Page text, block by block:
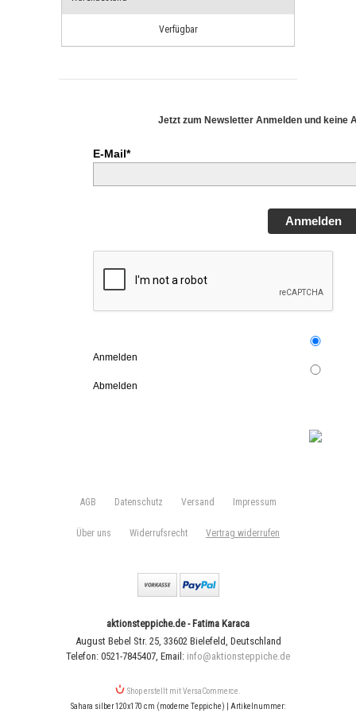
Verfügbar
Jetzt zum Newsletter Anmelden und keine
E-Mail*
Anmelden
Anmelden
Abmelden
AGB Datenschutz Versand Impressum
Über uns Widerrufsrecht Vertrag widerrufen
aktionsteppiche.de - Fatima Karaca
August Bebel Str. 25, 33602 Bielefeld, Deutschland
Telefon: 0521-7845407, Email: info@aktionsteppiche.de
Shop erstellt mit VersaCommerce.
Sahara silber 120x170 cm (moderne Teppiche) | Artikelnummer: